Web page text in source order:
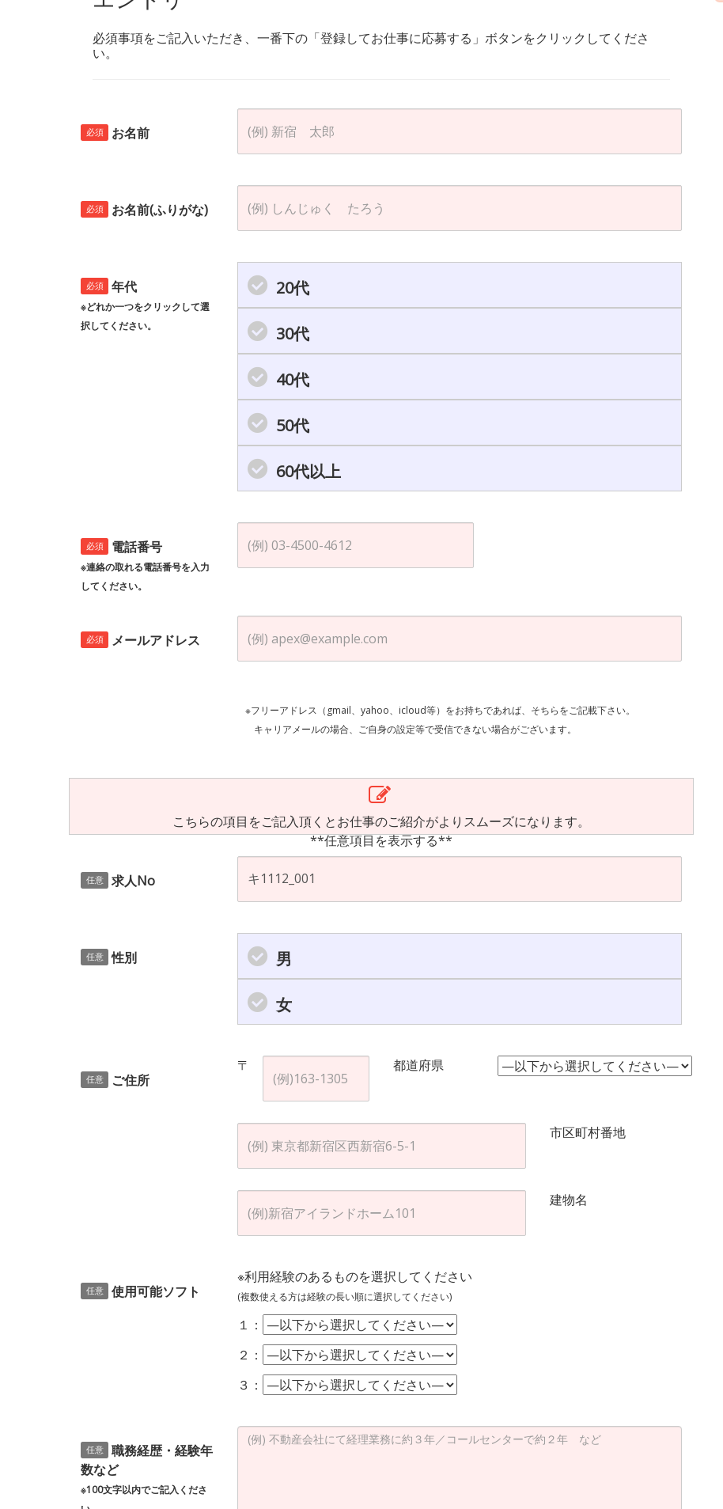
必須事項をご記入いただき、一番下の「登録してお仕事に応募する」ボタンをクリックしてくださ
い。
必須 お名前
必須 お名前(ふりがな)
必須 年代
※どれか一つをクリックして選
択してください。
20代
30代
40代
50代
60代以上
必須 電話番号
※連絡の取れる電話番号を入力
してください。
必須 メールアドレス
※フリーアドレス（gmail、yahoo、icloud等）をお持ちであれば、そちらをご記載下さい。
キャリアメールの場合、ご自身の設定等で受信できない場合がございます。
こちらの項目をご記入頂くとお仕事のご紹介がよりスムーズになります。
**任意項目を表示する**
任意 求人No
任意 性別 男
女
任意 ご住所
〒 都道府県
市区町村番地
建物名
任意 使用可能ソフト
※利用経験のあるものを選択してください
(複数使える方は経験の長い順に選択してください)
１：
２：
３：
任意
職務経歴・経験年
数など
※100文字以内でご記入くださ